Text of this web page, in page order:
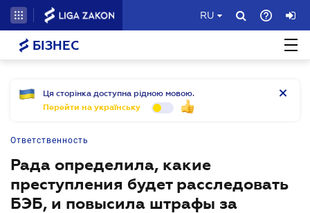
RU
БІЗНЕС
Ця сторінка доступна рідною мовою.
Перейти на українську
Ответственность
Рада определила, какие
преступления будет расследовать
БЭБ, и повысила штрафы за